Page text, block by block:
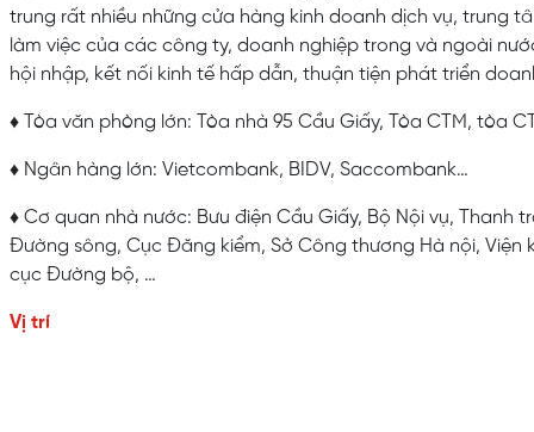
trung rất nhiều những cửa hàng kinh doanh dịch vụ, trung
làm việc của các công ty, doanh nghiệp trong và ngoài
hội nhập, kết nối kinh tế hấp dẫn, thuận tiện phát triển
♦ Tòa văn phòng lớn: Tòa nhà 95 Cầu Giấy, Tòa CTM, tòa
♦ Ngân hàng lớn: Vietcombank, BIDV, Saccombank…
♦ Cơ quan nhà nước: Bưu điện Cầu Giấy, Bộ Nội vụ, Thanh
Đường sông, Cục Đăng kiểm, Sở Công thương Hà nội, Viện
cục Đường bộ, …
Vị trí